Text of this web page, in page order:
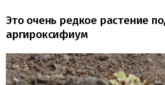
Это очень редкое растение
аргироксифиум